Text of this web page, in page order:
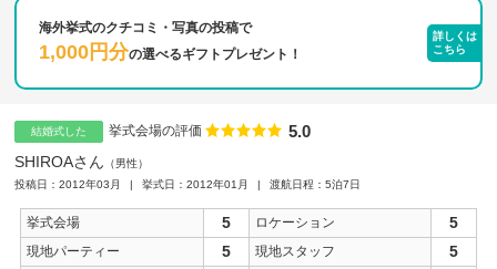
海外挙式のクチコミ・写真の投稿で
1,000円分の選べるギフトプレゼント！
詳しくは
こちら
結婚式した 挙式会場の評価 点数
5.0
SHIROAさん
男性
投稿日：2012年03月
挙式日：2012年01月 渡航日程：5泊7日
挙式会場 5 ロケーション 5
現地パーティー 5 現地スタッフ 5